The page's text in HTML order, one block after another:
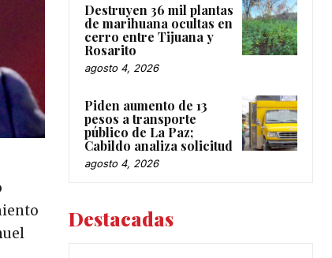
Destruyen 36 mil plantas
de marihuana ocultas en
cerro entre Tijuana y
Rosarito
agosto 4, 2026
Piden aumento de 13
pesos a transporte
público de La Paz;
Cabildo analiza solicitud
agosto 4, 2026
Destacadas